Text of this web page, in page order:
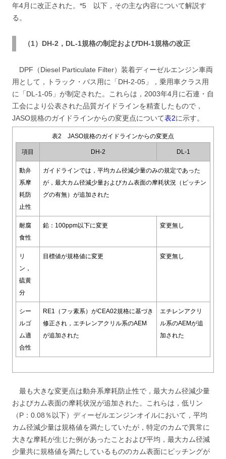
年4月に改正された。*5 以下，その主な内容について解説す
る。
（1）DH-2，DL-1規格の制定およびDH-1規格の改正
DPF（Diesel Particulate Filter）装着ディーゼルエンジン車両
用として，トラック・バス用に「DH-2-05」，乗用車クラス用
に「DL-1-05」が制定された。これらは，2003年4月に石連・自
工会により公表された品質ガイドラインを精査したもので，
JASO規格のガイドラインからの変更点について表2に示す。
表2 JASO規格のガイドラインからの変更点
項目 DH-2 DL-1
動弁
系摩
耗防
止性
ガイドラインでは，平均カム径減少量のみの規定であった
が，最大カム径減少量およびカム表面の摩耗状況（ピッチン
グの有無）が追加された
耐腐
食性
鉛：100ppm以下に変更 変更無し
リ
ン，
硫黄
分
目標値が規格値に変更 変更無し
シー
ルゴ
ム適
合性
RE1（フッ素系）がCEA02規格に基づき
修正され，エチレンアクリル系のAEM
が追加された
エチレンアクリ
ル系のAEMが追
加された
最も大きな変更点は動弁系摩耗防止性で，最大カム径減少量
およびカム表面の摩耗状況が追加された。これらは，低リン
（P：0.08％以下）ディーゼルエンジンオイルにおいて，平均
カム径減少量は規格値を満たしていたが，特定のカムで異常に
大きな摩耗が生じた例があったことおよび平均，最大カム径減
少量共に規格値を満たしているもののカム表面にピッチングが